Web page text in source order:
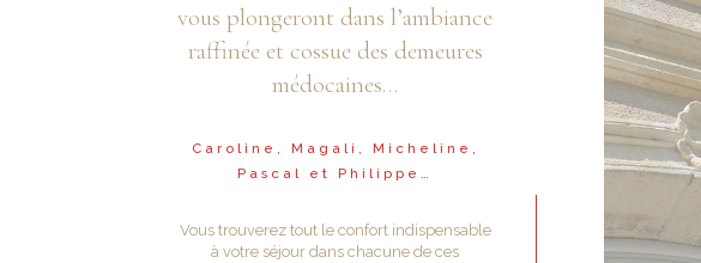
vous plongeront dans l’ambiance
raffinée et cossue des demeures
médocaines…
Caroline, Magali, Micheline,
Pascal et Philippe…
Vous trouverez tout le confort indispensable
à votre séjour dans chacune de ces